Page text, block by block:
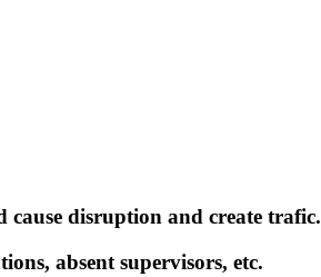
cause disruption and create trafic.
absent supervisors, etc.